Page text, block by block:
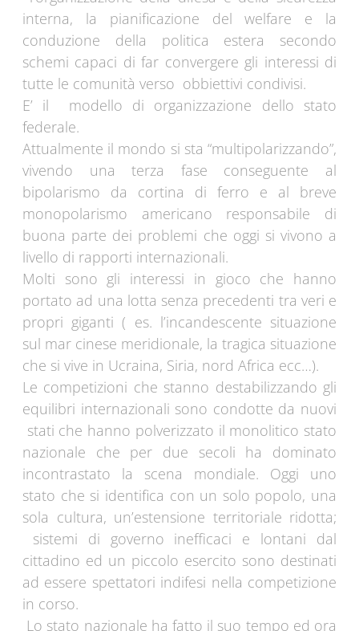
interna, la pianificazione del welfare e la
conduzione della politica estera secondo
schemi capaci di far convergere gli interessi di
tutte le comunità verso obbiettivi condivisi.
E’ il modello di organizzazione dello stato
federale.
Attualmente il mondo si sta “multipolarizzando”,
vivendo una terza fase conseguente al
bipolarismo da cortina di ferro e al breve
monopolarismo americano responsabile di
buona parte dei problemi che oggi si vivono a
livello di rapporti internazionali.
Molti sono gli interessi in gioco che hanno
portato ad una lotta senza precedenti tra veri e
propri giganti ( es. l’incandescente situazione
sul mar cinese meridionale, la tragica situazione
che si vive in Ucraina, Siria, nord Africa ecc…).
Le competizioni che stanno destabilizzando gli
equilibri internazionali sono condotte da nuovi
stati che hanno polverizzato il monolitico stato
nazionale che per due secoli ha dominato
incontrastato la scena mondiale. Oggi uno
stato che si identifica con un solo popolo, una
sola cultura, un’estensione territoriale ridotta;
sistemi di governo inefficaci e lontani dal
cittadino ed un piccolo esercito sono destinati
ad essere spettatori indifesi nella competizione
in corso.
Lo stato nazionale ha fatto il suo tempo ed ora